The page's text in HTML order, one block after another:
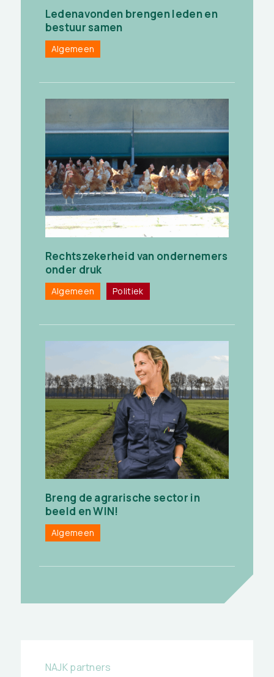
Ledenavonden brengen leden en
bestuur samen
Algemeen
Rechtszekerheid van ondernemers
onder druk
Algemeen Politiek
Breng de agrarische sector in
beeld en WIN!
Algemeen
NAJK partners